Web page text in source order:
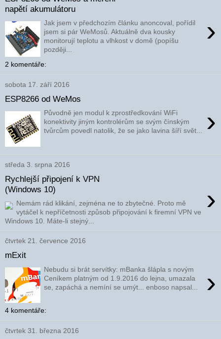
napětí akumulátoru
›
Jak jsem v předchozím článku anoncoval, pořídil
jsem si pár WeMosů. Aktuálně dva kousky
monitorují teplotu a vlhkost v domě (popíšu
později...
2 komentáře:
sobota 17. září 2016
ESP8266 od WeMos
›
Původně jen modul k zprostředkování WiFi
konektivity jiným kontrolérům se svým čínským
tvůrcům povedl natolik, že se jako lavina šíří svět...
středa 3. srpna 2016
Rychlejší připojení k VPN
(Windows 10)
›
Nemám rád klikání, zejména ne to zbytečné. Proto mě
vytáčel k nepříčetnosti způsob připojování k firemní VPN ve
Windows 10. Máte-li stejný...
čtvrtek 21. července 2016
mExit
›
Nebudu si brát servítky: mBanka šlápla s novým
Ceníkem platným od 1.9.2016 do lejna, umazala
se, zapáchá a nemíní se umýt... enboso napsal...
4 komentáře:
čtvrtek 31. března 2016